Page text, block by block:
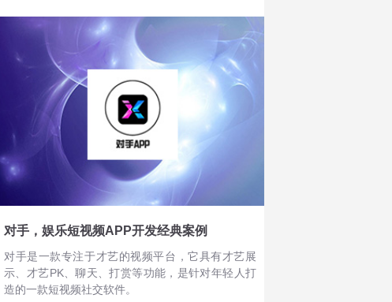
对手，娱乐短视频APP开发经典案例
对手是一款专注于才艺的视频平台，它具有才艺展
示、才艺PK、聊天、打赏等功能，是针对年轻人打
造的一款短视频社交软件。